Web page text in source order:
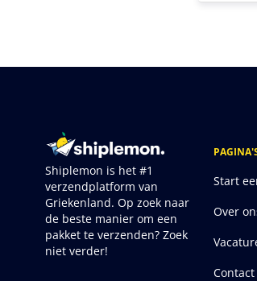
Shiplemon is het #1
verzendplatform van
Griekenland. Op zoek naar
de beste manier om een
pakket te verzenden? Zoek
niet verder!
Start
Over
Contact